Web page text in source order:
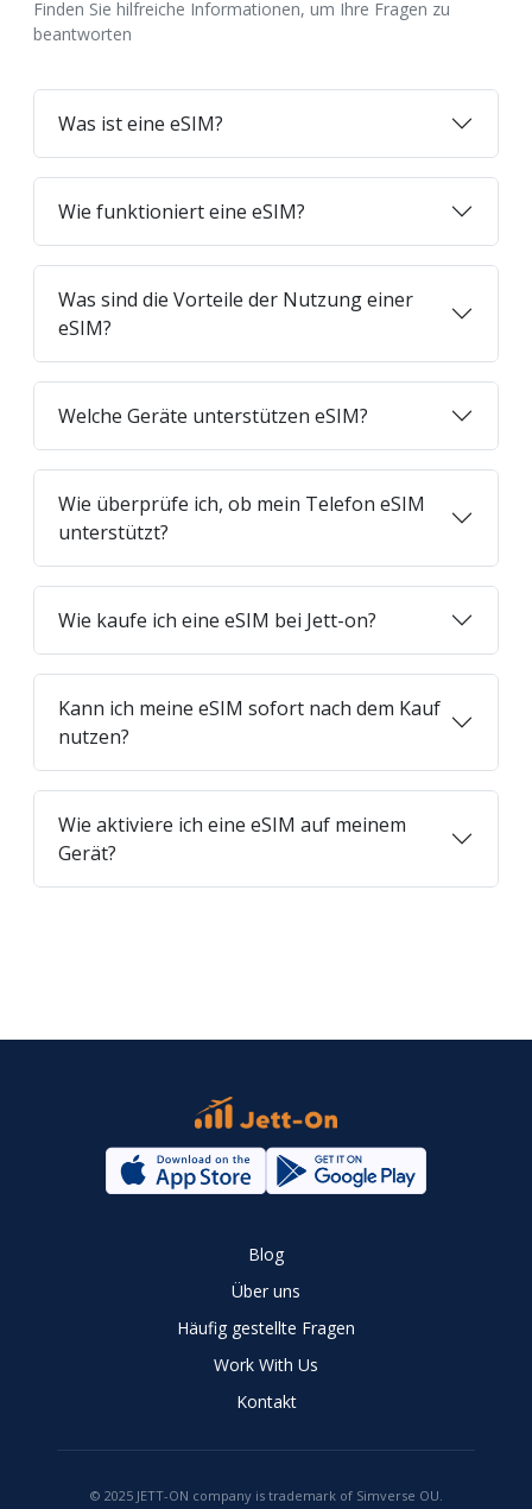
Finden Sie hilfreiche Informationen, um Ihre Fragen zu
beantworten
Was ist eine eSIM?
Wie funktioniert eine eSIM?
Was sind die Vorteile der Nutzung einer
eSIM?
Welche Geräte unterstützen eSIM?
Wie überprüfe ich, ob mein Telefon eSIM
unterstützt?
Wie kaufe ich eine eSIM bei Jett-on?
Kann ich meine eSIM sofort nach dem Kauf
nutzen?
Wie aktiviere ich eine eSIM auf meinem
Gerät?
Blog
Über uns
Häufig gestellte Fragen
Work With Us
Kontakt
© 2025 JETT-ON company is trademark of Simverse OU.